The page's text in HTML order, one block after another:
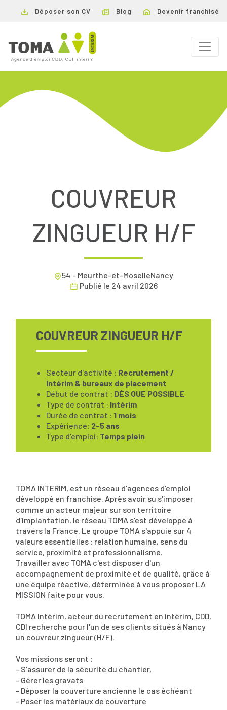
Déposer son CV Blog Devenir franchisé
COUVREUR
ZINGUEUR H/F
54 - Meurthe-et-MoselleNancy
Publié le 24 avril 2026
COUVREUR ZINGUEUR H/F
Secteur d'activité : Recrutement /
Intérim & bureaux de placement
Début de contrat : DÈS QUE POSSIBLE
Type de contrat : Intérim
Durée de contrat : 1 mois
Expérience: 2-5 ans
Type d'emploi: Temps plein
TOMA INTERIM, est un réseau d'agences d'emploi
développé en franchise. Après avoir su s'imposer
comme un acteur majeur sur son territoire
d'implantation, le réseau TOMA s'est développé à
travers la France. Le groupe TOMA s'appuie sur 4
valeurs essentielles : relation humaine, sens du
service, proximité et professionnalisme.
Travailler avec TOMA c'est disposer d'un
accompagnement de proximité et de qualité, grâce à
une équipe réactive, déterminée à vous proposer LA
MISSION faite pour vous.
TOMA Intérim, acteur du recrutement en intérim, CDD,
CDI recherche pour l'un de ses clients situés à Nancy
un couvreur zingueur (H/F).
Vos missions seront :
- S'assurer de la sécurité du chantier,
- Gérer les gravats
- Déposer la couverture ancienne le cas échéant
- Poser les matériaux de couverture